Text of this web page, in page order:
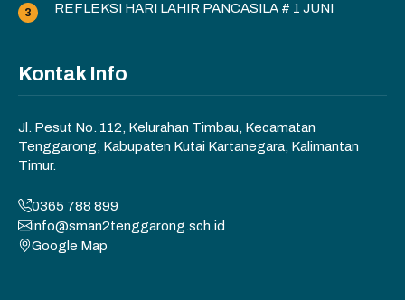
REFLEKSI HARI LAHIR PANCASILA # 1 JUNI
Kontak Info
Jl. Pesut No. 112, Kelurahan Timbau, Kecamatan
Tenggarong, Kabupaten Kutai Kartanegara, Kalimantan
Timur.
0365 788 899
info@sman2tenggarong.sch.id
Google Map